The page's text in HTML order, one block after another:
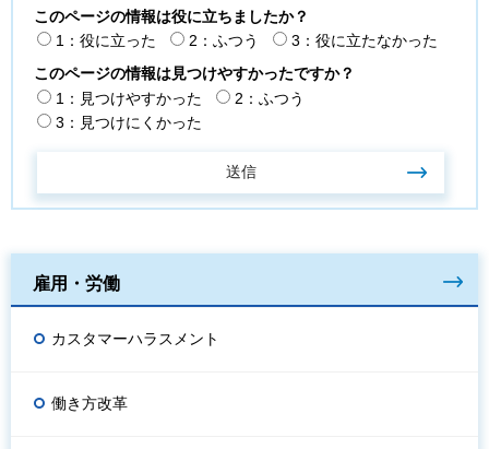
このページの情報は役に立ちましたか？
1：役に立った
2：ふつう
3：役に立たなかった
このページの情報は見つけやすかったですか？
1：見つけやすかった
2：ふつう
3：見つけにくかった
雇用・労働
カスタマーハラスメント
働き方改革